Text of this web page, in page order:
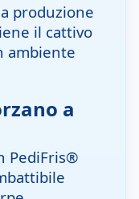
produzione
il cattivo
ambiente
a
PediFris®